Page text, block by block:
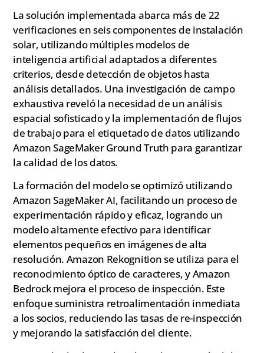
La solución implementada abarca más de 22
verificaciones en seis componentes de instalación
solar, utilizando múltiples modelos de
inteligencia artificial adaptados a diferentes
criterios, desde detección de objetos hasta
análisis detallados. Una investigación de campo
exhaustiva reveló la necesidad de un análisis
espacial sofisticado y la implementación de flujos
de trabajo para el etiquetado de datos utilizando
Amazon SageMaker Ground Truth para garantizar
la calidad de los datos.
La formación del modelo se optimizó utilizando
Amazon SageMaker AI, facilitando un proceso de
experimentación rápido y eficaz, logrando un
modelo altamente efectivo para identificar
elementos pequeños en imágenes de alta
resolución. Amazon Rekognition se utiliza para el
reconocimiento óptico de caracteres, y Amazon
Bedrock mejora el proceso de inspección. Este
enfoque suministra retroalimentación inmediata
a los socios, reduciendo las tasas de re-inspección
y mejorando la satisfacción del cliente.